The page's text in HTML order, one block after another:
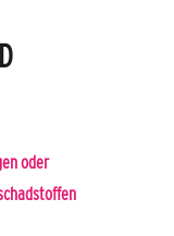
oder